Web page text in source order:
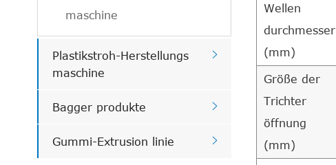
maschine
Plastikstroh-Herstellungs
maschine

Bagger produkte 
Gummi-Extrusion linie 
Wellen
durchmesser
(mm)
Größe der
Trichter
öffnung
(mm)